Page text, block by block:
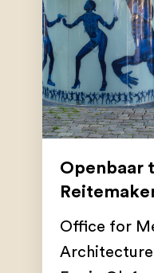
Openbaar
Office for
Architecture